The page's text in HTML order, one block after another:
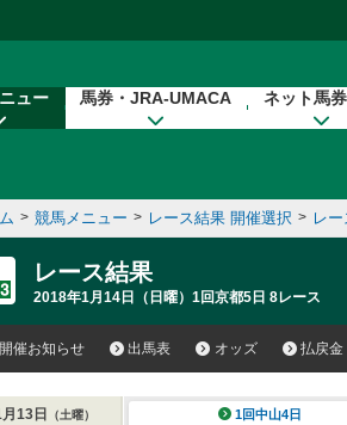
ュー 馬券・JRA-UMACA ネット馬
> 競馬メニュー > レース結果 開催選択 > レ
レース結果
2018年1月14日（日曜）1回京都5日 8レース
開催お知らせ 出馬表 オッズ 払戻金
13日 （土曜） 1回中山4日